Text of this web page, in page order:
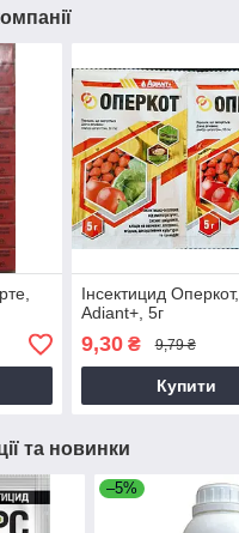
Інсектицид Оперкот,
Adiant+, 5г
9,30₴ 9,79 ₴
Купити
та новинки
–5%